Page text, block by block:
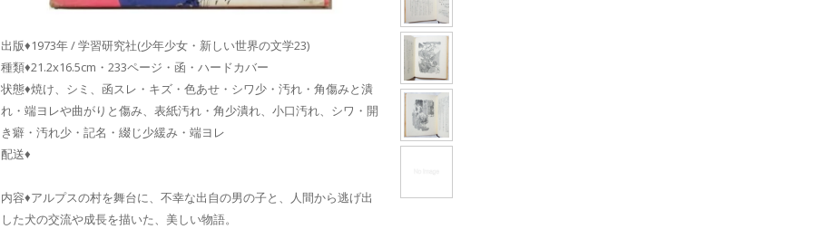
出版♦1973年 / 学習研究社(少年少女・新しい世界の文学23)
種類♦21.2x16.5cm・233ページ・函・ハードカバー
状態♦焼け、シミ、函スレ・キズ・色あせ・シワ少・汚れ・角傷みと潰
れ・端ヨレや曲がりと傷み、表紙汚れ・角少潰れ、小口汚れ、シワ・開
き癖・汚れ少・記名・綴じ少緩み・端ヨレ
配送♦
内容♦アルプスの村を舞台に、不幸な出自の男の子と、人間から逃げ出
した犬の交流や成長を描いた、美しい物語。